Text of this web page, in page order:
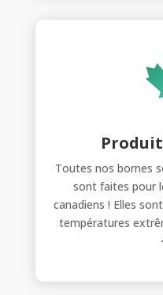
Toutes nos bornes
sont faites pour
canadiens ! Elles
températures